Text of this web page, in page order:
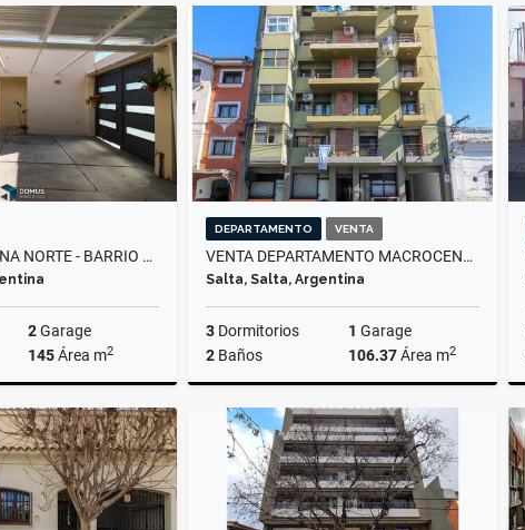
Venta
US$290,000 US$75,000
VENTA CASA ZONA NORTE - BARRIO MIRASOLES
2Garage
145Área m2
Venta
US$95,000
DEPARTAMENTO VENTA
VENTA DEPARTAMENTO MACROCENTRO
Salta, Salta, Argentina
3 Dormitorios 1 Garage
2 Baños 106.37Área m2
Venta
US$120,000